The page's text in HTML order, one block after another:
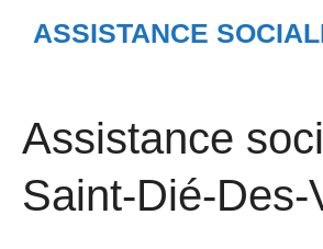
ASSISTANCE
Assistance
Saint-Dié-Des-